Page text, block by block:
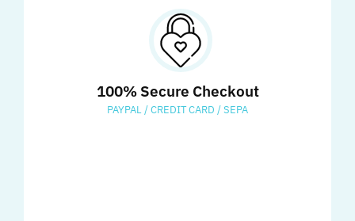
100% Secure Checkout
PAYPAL / CREDIT CARD / SEPA